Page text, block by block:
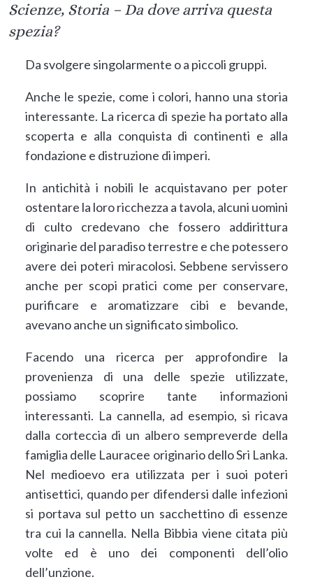
Scienze, Storia – Da dove arriva questa
spezia?
Da svolgere singolarmente o a piccoli gruppi.
Anche le spezie, come i colori, hanno una storia
interessante. La ricerca di spezie ha portato alla
scoperta e alla conquista di continenti e alla
fondazione e distruzione di imperi.
In antichità i nobili le acquistavano per poter
ostentare la loro ricchezza a tavola, alcuni uomini
di culto credevano che fossero addirittura
originarie del paradiso terrestre e che potessero
avere dei poteri miracolosi. Sebbene servissero
anche per scopi pratici come per conservare,
purificare e aromatizzare cibi e bevande,
avevano anche un significato simbolico.
Facendo una ricerca per approfondire la
provenienza di una delle spezie utilizzate,
possiamo scoprire tante informazioni
interessanti. La cannella, ad esempio, si ricava
dalla corteccia di un albero sempreverde della
famiglia delle Lauracee originario dello Sri Lanka.
Nel medioevo era utilizzata per i suoi poteri
antisettici, quando per difendersi dalle infezioni
si portava sul petto un sacchettino di essenze
tra cui la cannella. Nella Bibbia viene citata più
volte ed è uno dei componenti dell’olio
dell’unzione.